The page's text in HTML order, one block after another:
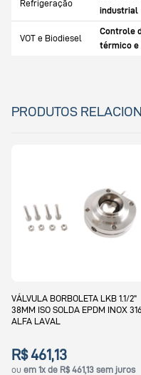
Refrigeração
industrial
VOT e Biodiesel
Controle
térmico e
PRODUTOS
VÁLVULA BORBOLETA LKB 2
EPDM INOX 316L ALFA LAVAL
R$ 592,94
ouem 1x de R$ 592,94 sem juros